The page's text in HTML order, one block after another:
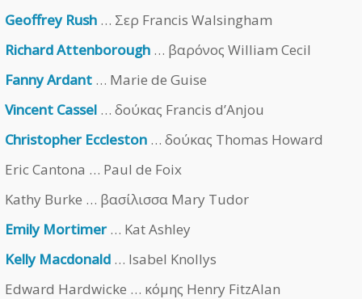
Geoffrey Rush … Σερ Francis Walsingham
Richard Attenborough … βαρόνος William Cecil
Fanny Ardant … Marie de Guise
Vincent Cassel … δούκας Francis d’Anjou
Christopher Eccleston … δούκας Thomas Howard
Eric Cantona … Paul de Foix
Kathy Burke … βασίλισσα Mary Tudor
Emily Mortimer … Kat Ashley
Kelly Macdonald … Isabel Knollys
Edward Hardwicke … κόμης Henry FitzAlan